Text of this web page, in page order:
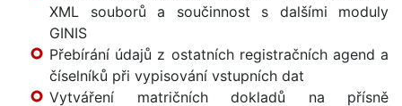
XML souborů a součinnost s dalšími moduly
GINIS
Přebírání údajů z ostatních registračních agend a
číselníků při vypisování vstupních dat
Vytváření matričních dokladů na přísně